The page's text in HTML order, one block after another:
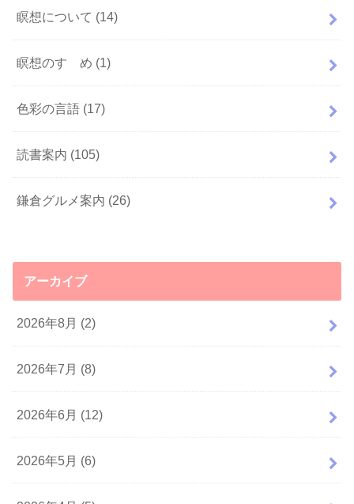
瞑想について (14)
瞑想のすゝめ (1)
色彩の言語 (17)
読書案内 (105)
鎌倉グルメ案内 (26)
アーカイブ
2026年8月 (2)
2026年7月 (8)
2026年6月 (12)
2026年5月 (6)